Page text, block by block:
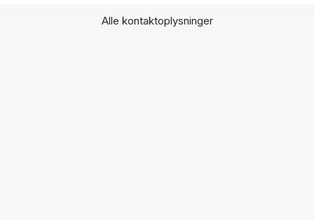
Alle kontaktoplysninger